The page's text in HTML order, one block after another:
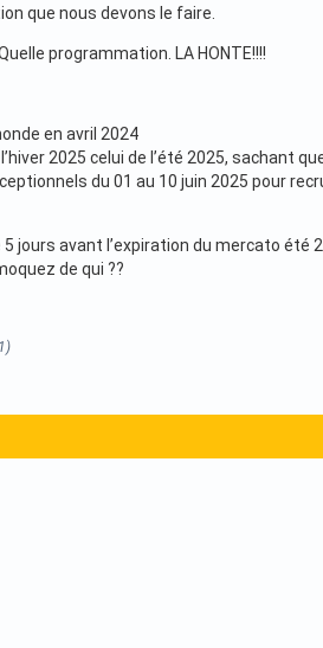
que nous devons le faire.
programmation. LA HONTE!!!!
en avril 2024
2025 celui de l’été 2025, sachant
du 01 au 10 juin 2025 pour
jours avant l’expiration du mercato
de qui ??